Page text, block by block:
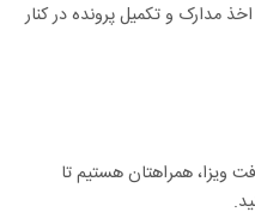
مدارک و تکمیل پرونده در کنار
ویزا، همراهتان هستیم تا